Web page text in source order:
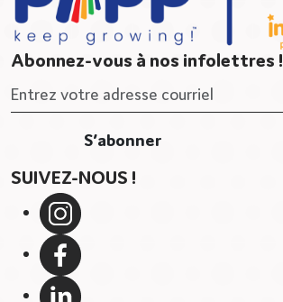
Abonnez-vous à nos infolettres !
SUIVEZ-NOUS !